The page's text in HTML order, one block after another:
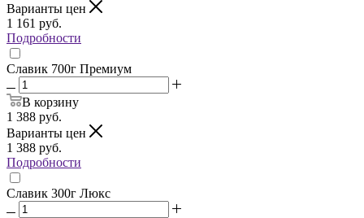
Варианты цен
1 161 руб.
Подробности
Славик 700г Премиум
В корзину
1 388 руб.
Варианты цен
1 388 руб.
Подробности
Славик 300г Люкс